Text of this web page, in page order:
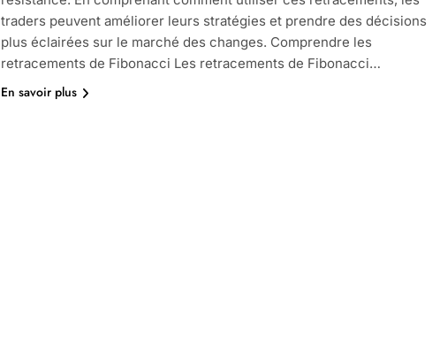
traders peuvent améliorer leurs stratégies et prendre des décisions
plus éclairées sur le marché des changes. Comprendre les
retracements de Fibonacci Les retracements de Fibonacci…
En savoir plus